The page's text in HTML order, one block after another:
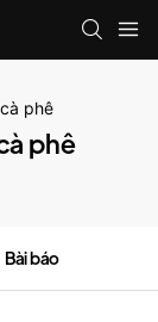
phê
phê
Bài báo